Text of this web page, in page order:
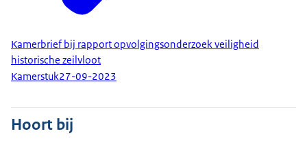
Kamerbrief bij rapport opvolgingsonderzoek veiligheid
historische zeilvloot
Kamerstuk27-09-2023
Hoort bij